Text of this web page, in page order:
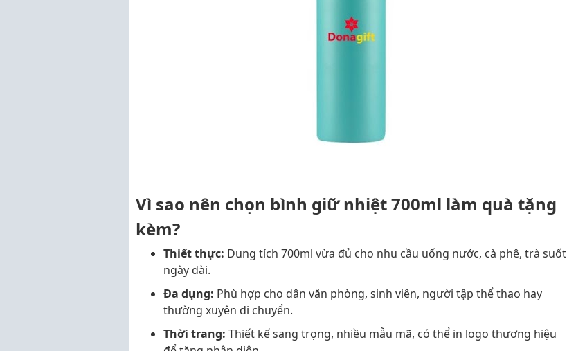
Vì sao nên chọn bình giữ nhiệt 700ml làm quà tặng
kèm?
Thiết thực: Dung tích 700ml vừa đủ cho nhu cầu uống nước, cà phê, trà suốt
ngày dài.
Đa dụng: Phù hợp cho dân văn phòng, sinh viên, người tập thể thao hay
thường xuyên di chuyển.
Thời trang: Thiết kế sang trọng, nhiều mẫu mã, có thể in logo thương hiệu